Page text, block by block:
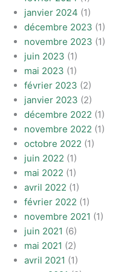
janvier 2024 (1)
décembre 2023 (1)
novembre 2023 (1)
juin 2023 (1)
mai 2023 (1)
février 2023 (2)
janvier 2023 (2)
décembre 2022 (1)
novembre 2022 (1)
octobre 2022 (1)
juin 2022 (1)
mai 2022 (1)
avril 2022 (1)
février 2022 (1)
novembre 2021 (1)
juin 2021 (6)
mai 2021 (2)
avril 2021 (1)